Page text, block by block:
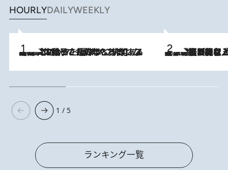
HOURLYDAILYWEEKLY
2026.8.5
【阿川佐和子さんの年とる力】なぜ70代で始めた趣味は“こんなに楽しい”のか？ ピアノ、俳句…スランプに陥っても続けられる“ある秘訣”とは 2026.8.5
【なぜ吉沢亮は「気配を消せる」のか？】興行収入208億の『国宝』を経て挑むミュージカル『ディア・エヴァン・ハンセン』。トップ俳優が舞台上でさらけ出した“孤独”とは
1 / 5
ランキング一覧